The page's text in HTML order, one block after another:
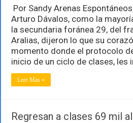
las
ahora
hay
que
Arturo
Por Sandy Arenas
Arturo Dávalos, como la
la secundaria foránea 29, del
Aralias, dijeron lo que su
momento donde el protocolo
inicio de un ciclo de clases, les
Leer Mas »
Regresan a clases 69 mil